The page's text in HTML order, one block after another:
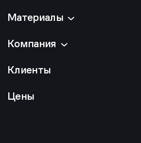
Материалы
Компания
Клиенты
Цены